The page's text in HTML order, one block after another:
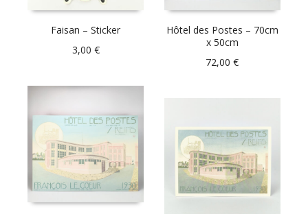
Faisan – Sticker
3,00 €
Hôtel des Postes – 70cm
x 50cm
72,00€